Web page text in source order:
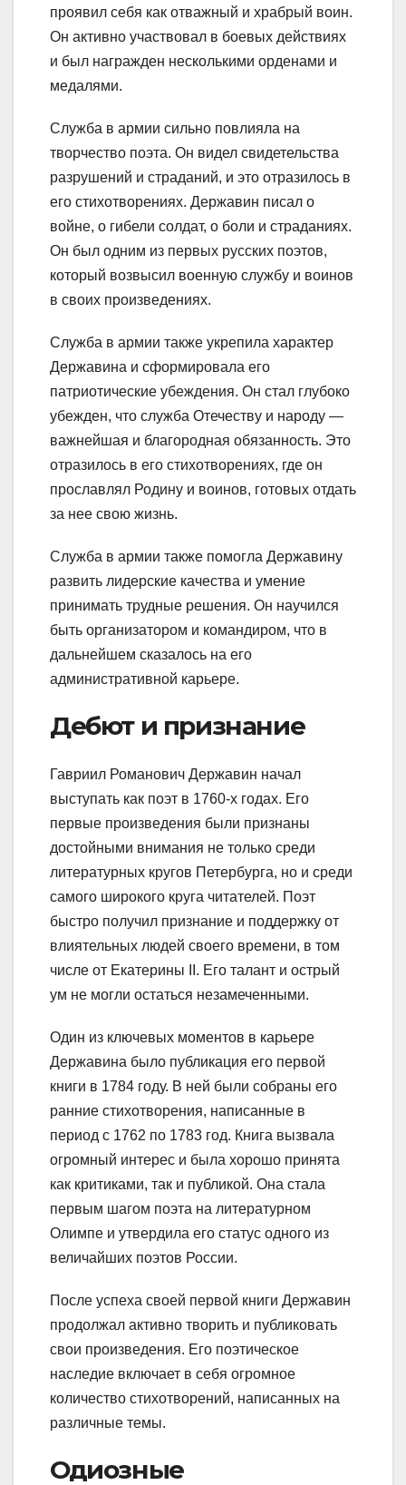
проявил себя как отважный и храбрый воин.
Он активно участвовал в боевых действиях
и был награжден несколькими орденами и
медалями.
Служба в армии сильно повлияла на
творчество поэта. Он видел свидетельства
разрушений и страданий, и это отразилось в
его стихотворениях. Державин писал о
войне, о гибели солдат, о боли и страданиях.
Он был одним из первых русских поэтов,
который возвысил военную службу и воинов
в своих произведениях.
Служба в армии также укрепила характер
Державина и сформировала его
патриотические убеждения. Он стал глубоко
убежден, что служба Отечеству и народу —
важнейшая и благородная обязанность. Это
отразилось в его стихотворениях, где он
прославлял Родину и воинов, готовых отдать
за нее свою жизнь.
Служба в армии также помогла Державину
развить лидерские качества и умение
принимать трудные решения. Он научился
быть организатором и командиром, что в
дальнейшем сказалось на его
административной карьере.
Дебют и признание
Гавриил Романович Державин начал
выступать как поэт в 1760-х годах. Его
первые произведения были признаны
достойными внимания не только среди
литературных кругов Петербурга, но и среди
самого широкого круга читателей. Поэт
быстро получил признание и поддержку от
влиятельных людей своего времени, в том
числе от Екатерины II. Его талант и острый
ум не могли остаться незамеченными.
Один из ключевых моментов в карьере
Державина было публикация его первой
книги в 1784 году. В ней были собраны его
ранние стихотворения, написанные в
период с 1762 по 1783 год. Книга вызвала
огромный интерес и была хорошо принята
как критиками, так и публикой. Она стала
первым шагом поэта на литературном
Олимпе и утвердила его статус одного из
величайших поэтов России.
После успеха своей первой книги Державин
продолжал активно творить и публиковать
свои произведения. Его поэтическое
наследие включает в себя огромное
количество стихотворений, написанных на
различные темы.
Одиозные